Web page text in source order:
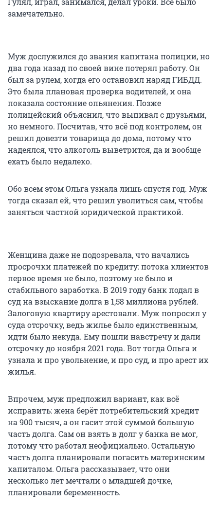
замечательно.
Муж дослужился до звания капитана полиции, но
два года назад по своей вине потерял работу. Он
был за рулем, когда его остановил наряд ГИБДД.
Это была плановая проверка водителей, и она
показала состояние опьянения. Позже
полицейский объяснил, что выпивал с друзьями,
но немного. Посчитав, что всё под контролем, он
решил довезти товарища до дома, потому что
надеялся, что алкоголь выветрится, да и вообще
ехать было недалеко.
Обо всем этом Ольга узнала лишь спустя год. Муж
тогда сказал ей, что решил уволиться сам, чтобы
заняться частной юридической практикой.
Женщина даже не подозревала, что начались
просрочки платежей по кредиту: потока клиентов
первое время не было, поэтому не было и
стабильного заработка. В 2019 году банк подал в
суд на взыскание долга в 1,58 миллиона рублей.
Залоговую квартиру арестовали. Муж попросил у
суда отсрочку, ведь жилье было единственным,
идти было некуда. Ему пошли навстречу и дали
отсрочку до ноября 2021 года. Вот тогда Ольга и
узнала и про увольнение, и про суд, и про арест их
жилья.
Впрочем, муж предложил вариант, как всё
исправить: жена берёт потребительский кредит
на 900 тысяч, а он гасит этой суммой большую
часть долга. Сам он взять в долг у банка не мог,
потому что работал неофициально. Остальную
часть долга планировали погасить материнским
капиталом. Ольга рассказывает, что они
несколько лет мечтали о младшей дочке,
планировали беременность.